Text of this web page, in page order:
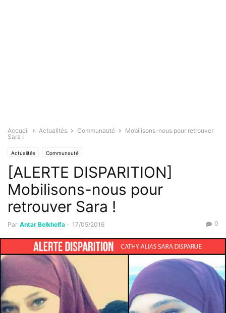
Accueil Actualités Communauté
Mobilisons-nous pour retrouver
Sara !
Actualités Communauté
[ALERTE DISPARITION]
Mobilisons-nous pour
retrouver Sara !
Par Antar Belkhelfa - 17/05/2016 0